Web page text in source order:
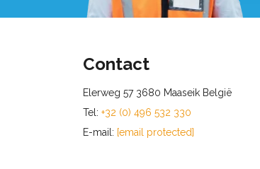
Contact
Elerweg 57 3680 Maaseik België
Tel: +32 (0) 496 532 330
E-mail: [email protected]